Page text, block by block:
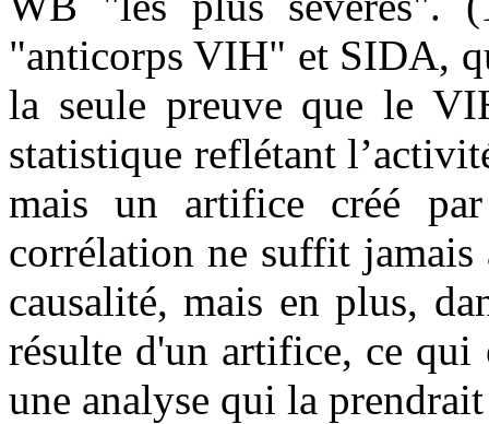
"anticorps VIH" et SIDA,
la seule preuve que le
statistique reflétant
mais un artifice créé
corrélation ne suffit
causalité, mais en plus,
résulte d'un artifice, ce
une analyse qui la